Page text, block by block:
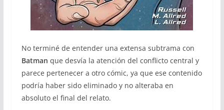
No terminé de entender una extensa subtrama con
Batman que desvía la atención del conflicto central y
parece pertenecer a otro cómic, ya que ese contenido
podría haber sido eliminado y no alteraba en
absoluto el final del relato.